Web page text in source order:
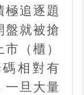
極追逐題
盤就被搶
（櫃）
相對有
一旦大量